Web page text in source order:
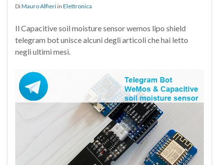
DiMauro Alfieri in Elettronica
Il Capacitive soil moisture sensor wemos lipo shield
telegram bot unisce alcuni degli articoli che hai letto
negli ultimi mesi.